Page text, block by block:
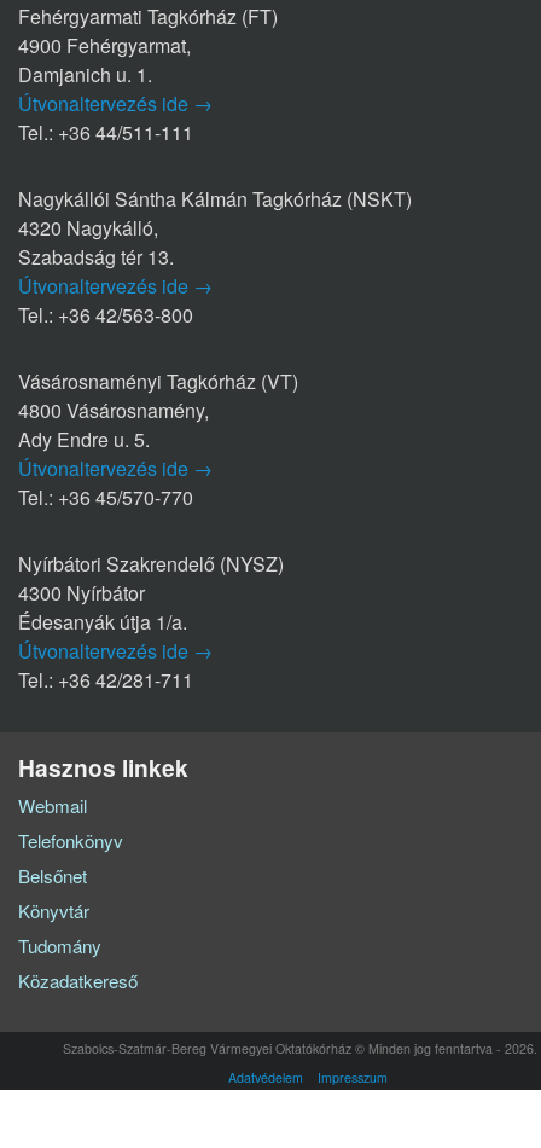
Fehérgyarmati Tagkórház (FT)
4900 Fehérgyarmat,
Damjanich u. 1.
Útvonaltervezés ide →
Tel.: +36 44/511-111
Nagykállói Sántha Kálmán Tagkórház (NSKT)
4320 Nagykálló,
Szabadság tér 13.
Útvonaltervezés ide →
Tel.: +36 42/563-800
Vásárosnaményi Tagkórház (VT)
4800 Vásárosnamény,
Ady Endre u. 5.
Útvonaltervezés ide →
Tel.: +36 45/570-770
Nyírbátori Szakrendelő (NYSZ)
4300 Nyírbátor
Édesanyák útja 1/a.
Útvonaltervezés ide →
Tel.: +36 42/281-711
Hasznos linkek
Webmail
Telefonkönyv
Belsőnet
Könyvtár
Tudomány
Közadatkereső
Szabolcs-Szatmár-Bereg Vármegyei Oktatókórház © Minden jog fenntartva - 2026.
Adatvédelem
Impresszum